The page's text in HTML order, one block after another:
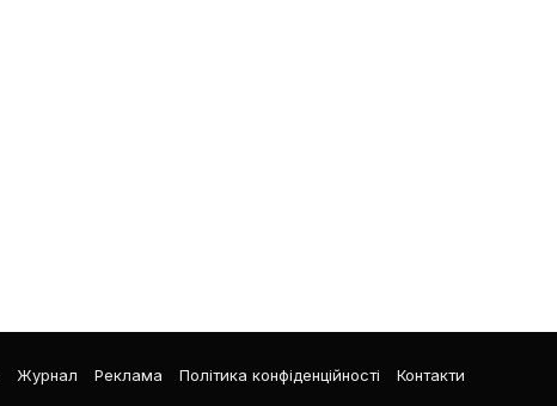
Журнал Реклама Політика конфіденційності Контакти